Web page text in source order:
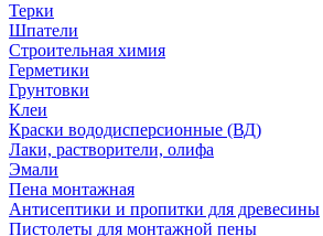
Терки
Шпатели
Строительная химия
Герметики
Грунтовки
Клеи
Краски вододисперсионные (ВД)
Лаки, растворители, олифа
Эмали
Пена монтажная
Антисептики и пропитки для древесины
Пистолеты для монтажной пены